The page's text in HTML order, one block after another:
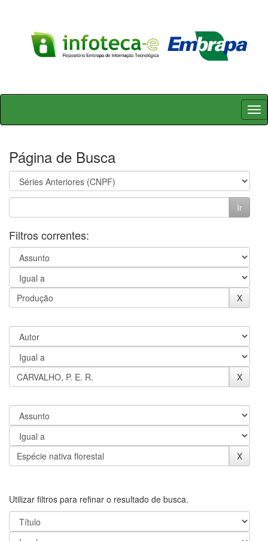
Skip
Página de Busca
Filtros correntes:
Utilizar filtros para refinar o resultado de busca.